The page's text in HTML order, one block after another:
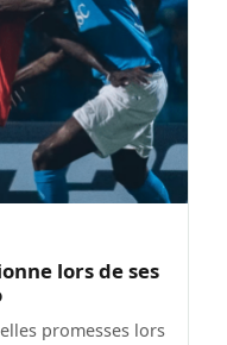
lors de ses
promesses lors